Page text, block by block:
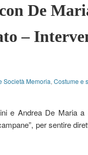
De
–
Società Memoria, Costume e
e Andrea De Maria a
per sentire